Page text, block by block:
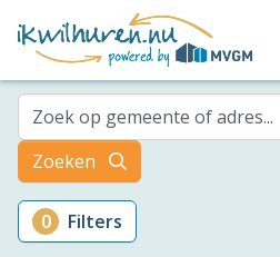
Zoek op gemeente of adres...
Zoeken
0 Filters